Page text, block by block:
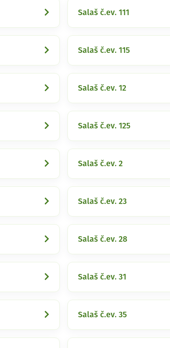
Salaš č.ev. 111
Salaš č.ev. 115
Salaš č.ev. 12
Salaš č.ev. 125
Salaš č.ev. 2
Salaš č.ev. 23
Salaš č.ev. 28
Salaš č.ev. 31
Salaš č.ev. 35